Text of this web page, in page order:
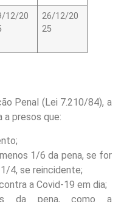
12/20
26/12/20
25
Penal (Lei 7.210/84), a
a presos que:
1/6 da pena, se for
4, se reincidente;
a Covid-19 em dia;
da pena, como a